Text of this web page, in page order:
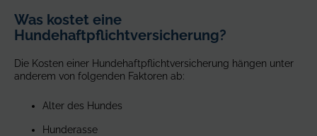
Was kostet eine
Hundehaftpflichtversicherung?
Die Kosten einer Hundehaftpflichtversicherung hängen unter
anderem von folgenden Faktoren ab:
Alter des Hundes
Hunderasse